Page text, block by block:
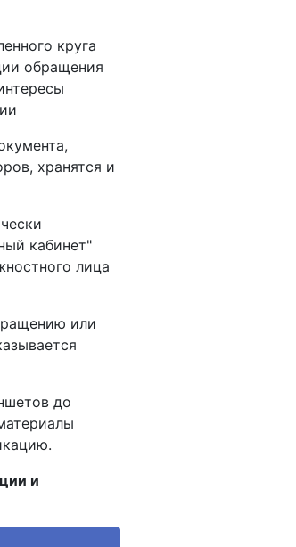
круга
обращения
хранятся и
кабинет"
лица
или
до
и